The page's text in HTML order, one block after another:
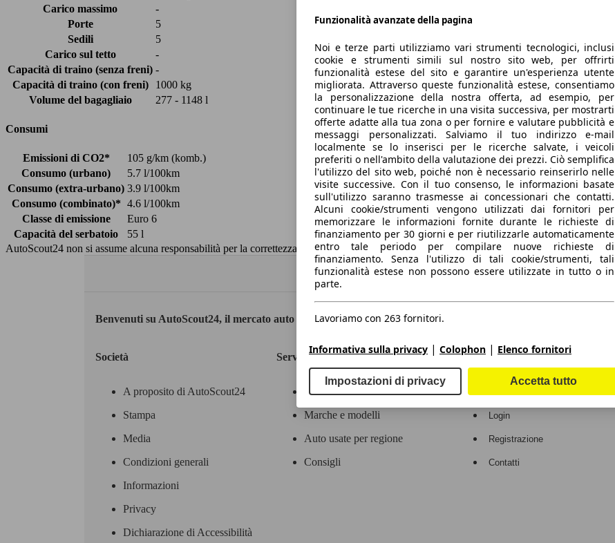
Carico massimo
-
Porte
5
Sedili
5
Carico sul tetto
-
Capacità di traino (senza freni) -
Capacità di traino (con freni)
1000 kg
Volume del bagagliaio
277 - 1148 l
Consumi
Emissioni di CO2*
105 g/km (komb.)
Consumo (urbano)
5.7 l/100km
Consumo (extra-urbano) 3.9 l/100km
Consumo (combinato)* 4.6 l/100km
Classe di emissione
Euro 6
Capacità del serbatoio
55 l
AutoScout24 non si assume alcuna responsabilità per la correttezza dei dati.
Benvenuti su AutoScout24, il mercato auto europeo.
Società
A proposito di AutoScout24
Stampa
Media
Condizioni generali
Informazioni
Privacy
Dichiarazione di Accessibilità
Servizi
Contatti
Marche e modelli
Auto usate per regione
Consigli
Area rivenditori
Login
Registrazione
Contatti
Funzionalità avanzate della pagina
Noi e terze parti utilizziamo vari strumenti tecnologici, inclusi
cookie e strumenti simili sul nostro sito web, per offrirti
funzionalità estese del sito e garantire un'esperienza utente
migliorata. Attraverso queste funzionalità estese, consentiamo
la personalizzazione della nostra offerta, ad esempio, per
continuare le tue ricerche in una visita successiva, per mostrarti
offerte adatte alla tua zona o per fornire e valutare pubblicità e
messaggi personalizzati. Salviamo il tuo indirizzo e-mail
localmente se lo inserisci per le ricerche salvate, i veicoli
preferiti o nell'ambito della valutazione dei prezzi. Ciò semplifica
l'utilizzo del sito web, poiché non è necessario reinserirlo nelle
visite successive. Con il tuo consenso, le informazioni basate
sull'utilizzo saranno trasmesse ai concessionari che contatti.
Alcuni cookie/strumenti vengono utilizzati dai fornitori per
memorizzare le informazioni fornite durante le richieste di
finanziamento per 30 giorni e per riutilizzarle automaticamente
entro tale periodo per compilare nuove richieste di
finanziamento. Senza l'utilizzo di tali cookie/strumenti, tali
funzionalità estese non possono essere utilizzate in tutto o in
parte.
Lavoriamo con 263 fornitori.
Informativa sulla privacy | Colophon | Elenco fornitori
Impostazioni di privacy Accetta tutto